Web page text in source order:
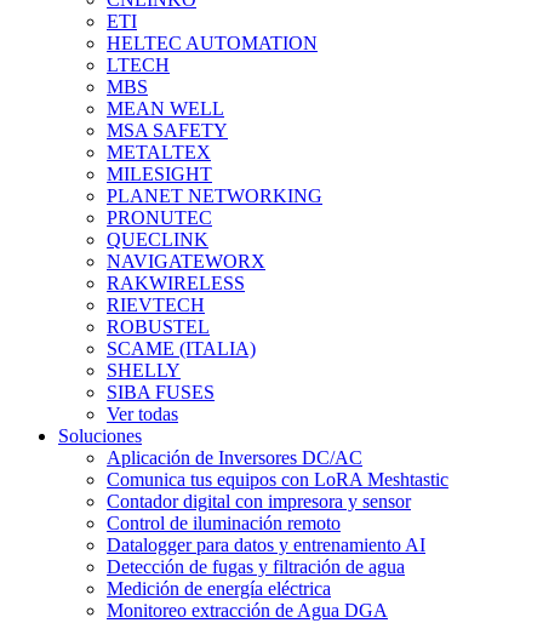
ETI
HELTEC AUTOMATION
LTECH
MBS
MEAN WELL
MSA SAFETY
METALTEX
MILESIGHT
PLANET NETWORKING
PRONUTEC
QUECLINK
NAVIGATEWORX
RAKWIRELESS
RIEVTECH
ROBUSTEL
SCAME (ITALIA)
SHELLY
SIBA FUSES
Ver todas
Soluciones
Aplicación de Inversores DC/AC
Comunica tus equipos con LoRA Meshtastic
Contador digital con impresora y sensor
Control de iluminación remoto
Datalogger para datos y entrenamiento AI
Detección de fugas y filtración de agua
Medición de energía eléctrica
Monitoreo extracción de Agua DGA